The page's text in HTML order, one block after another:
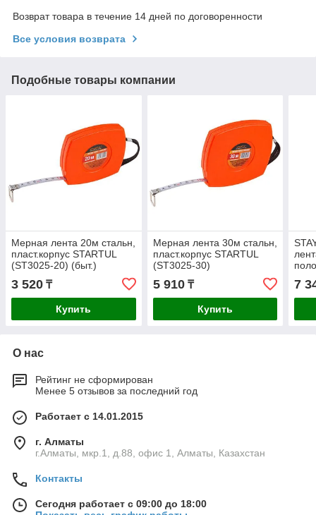
Возврат товара в течение 14 дней по договоренности
Все условия возврата
Подобные товары компании
Мерная лента 20м стальн,
пласт.корпус STARTUL
(ST3025-20) (быт.)
3 520 ₸
Купить
Мерная лента 30м стальн,
пласт.корпус STARTUL
(ST3025-30)
5 910₸
Купить
7
О нас
Рейтинг не сформирован
Менее 5 отзывов за последний год
Работает с 14.01.2015
г. Алматы
г.Алматы, мкр.1, д.88, офис 1, Алматы, Казахстан
Контакты
Сегодня работает с 09:00 до 18:00